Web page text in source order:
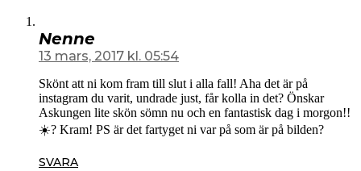
Nenne
13 mars, 2017 kl. 05:54
Skönt att ni kom fram till slut i alla fall! Aha det är på
instagram du varit, undrade just, får kolla in det? Önskar
Askungen lite skön sömn nu och en fantastisk dag i morgon!!
☀️? Kram! PS är det fartyget ni var på som är på bilden?
SVARA